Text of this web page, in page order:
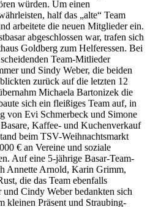
würden. Um einen
half das „alte“ Team
arbeitete die neuen Mitglieder ein.
abgeschlossen war, trafen sich
Goldberg zum Helferessen. Bei
Team-Mitlieder
und Sindy Weber, die beiden
zurück auf die letzten 12
Michaela Bartonizek die
sich ein fleißiges Team auf, in
von Evi Schmerbeck und Simone
Kaffee- und Kuchenverkauf
beim TSV-Weihnachtsmarkt
€ an Vereine und soziale
Auf eine 5-jährige Basar-Team-
Annette Arnold, Karin Grimm,
die das Team ebenfalls
Cindy Weber bedankten sich
kleinen Präsent und Straubing-